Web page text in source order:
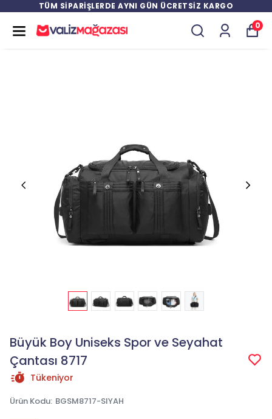
TÜM SİPARİŞLERDE AYNI GÜN ÜCRETSİZ KARGO
0
Büyük Boy Uniseks Spor ve Seyahat
Çantası 8717
Tükeniyor
Ürün Kodu: BGSM8717-SIYAH